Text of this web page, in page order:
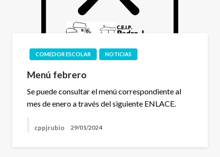
COMEDOR ESCOLAR NOTICIAS
Menú febrero
Se puede consultar el menú correspondiente al
mes de enero a través del siguiente ENLACE.
cppjrubio 29/01/2024